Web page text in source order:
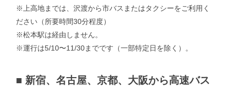
※上高地までは、沢渡から市バスまたはタクシーをご利用く
ださい（所要時間30分程度）
※松本駅は経由しません。
※運行は5/10〜11/30までです（一部特定日を除く）。
■ 新宿、名古屋、京都、大阪から高速バス